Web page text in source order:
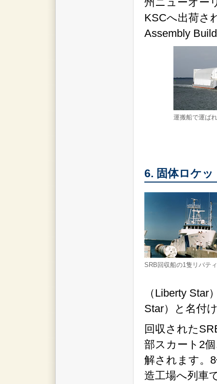
KSCへ出荷さ
Assembly
運搬船で運ば
6. 固体ロケ
SRB回収船の1隻リバテ
（Liberty
Star）と名付
回収された
部スカート2
解されます。
造工場へ列車